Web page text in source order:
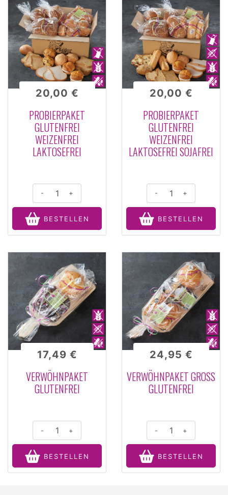
PROBIERPAKET
GLUTENFREI
WEIZENFREI
LAKTOSEFREI
20,00 €
- +
BESTELLEN
PROBIERPAKET
GLUTENFREI
WEIZENFREI
LAKTOSEFREI SOJAFREI
20,00 €
- +
BESTELLEN
VERWÖHNPAKET
GLUTENFREI
17,49 €
- +
BESTELLEN
VERWÖHNPAKET GROSS G
LUTENFREI
24,95 €
- +
BESTELLEN